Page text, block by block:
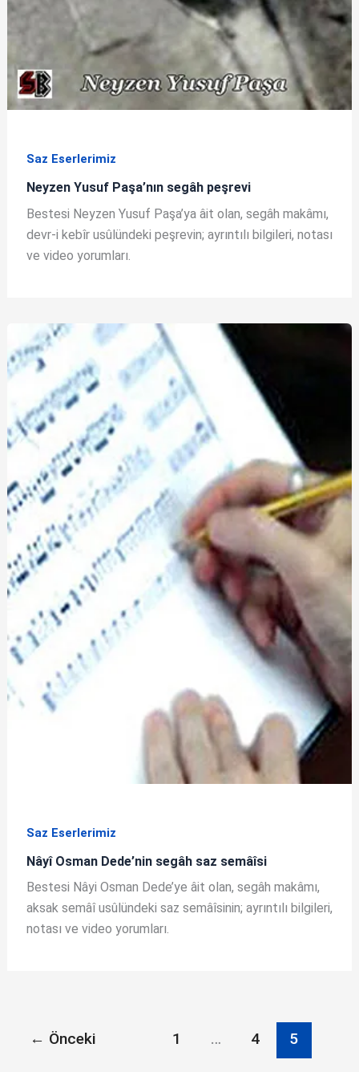
Saz Eserlerimiz
Neyzen Yusuf Paşa’nın segâh peşrevi
Bestesi Neyzen Yusuf Paşa’ya âit olan, segâh makâmı,
devr-i kebîr usûlündeki peşrevin; ayrıntılı bilgileri, notası
ve video yorumları.
Saz Eserlerimiz
Nâyî Osman Dede’nin segâh saz semâîsi
Bestesi Nâyi Osman Dede’ye âit olan, segâh makâmı,
aksak semâî usûlündeki saz semâîsinin; ayrıntılı bilgileri,
notası ve video yorumları.
← Önceki 1 … 4 5